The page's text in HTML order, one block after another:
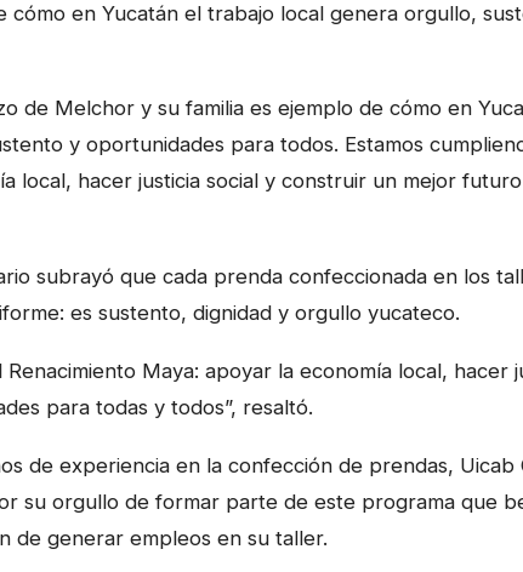
cómo en Yucatán el trabajo local genera orgullo,
de Melchor y su familia es ejemplo de cómo en
y oportunidades para todos. Estamos
local, hacer justicia social y construir un mejor
subrayó que cada prenda confeccionada en los
es sustento, dignidad y orgullo yucateco.
Renacimiento Maya: apoyar la economía local, hacer
para todas y todos”, resaltó.
de experiencia en la confección de prendas,
su orgullo de formar parte de este programa que
de generar empleos en su taller.